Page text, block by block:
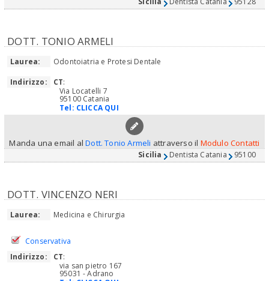
DOTT. TONIO ARMELI
Laurea:
Odontoiatria e Protesi Dentale
Indirizzo:
CT:
Via Locatelli 7
95100 Catania
Tel: CLICCA QUI
Manda una email alDott. Tonio Armeli attraverso il Modulo Contatti
Sicilia Dentista Catania 95100
DOTT. VINCENZO NERI
Laurea: Medicina e Chirurgia
Conservativa
Indirizzo:
CT:
via san pietro 167
95031 - Adrano